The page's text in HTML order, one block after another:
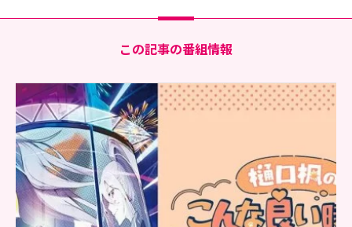
この記事の番組情報